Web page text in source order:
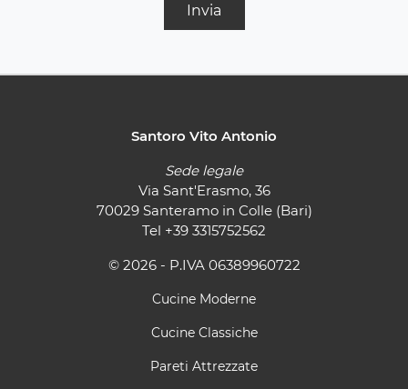
Invia
Santoro Vito Antonio
Sede legale
Via Sant'Erasmo, 36
70029 Santeramo in Colle (Bari)
Tel +39 3315752562
© 2026 - P.IVA 06389960722
Cucine Moderne
Cucine Classiche
Pareti Attrezzate